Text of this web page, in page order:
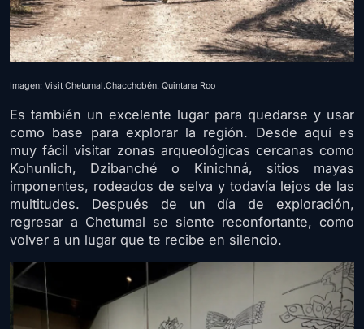
Imagen: Visit Chetumal.Chacchobén. Quintana Roo
Es también un excelente lugar para quedarse y usar
como base para explorar la región. Desde aquí es
muy fácil visitar zonas arqueológicas cercanas como
Kohunlich, Dzibanché o Kinichná, sitios mayas
imponentes, rodeados de selva y todavía lejos de las
multitudes. Después de un día de exploración,
regresar a Chetumal se siente reconfortante, como
volver a un lugar que te recibe en silencio.